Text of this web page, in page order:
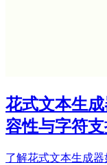
花式文本生
容性与字符
了解花式文本生成